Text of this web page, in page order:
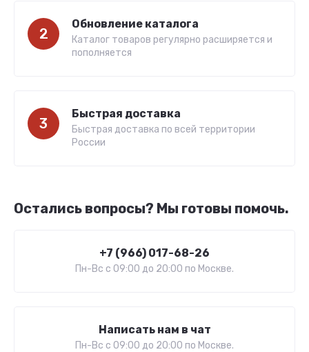
2
Обновление каталога
Каталог товаров регулярно расширяется и
пополняется
3
Быстрая доставка
Быстрая доставка по всей территории
России
Остались вопросы? Мы готовы помочь.
+7 (966) 017-68-26
Пн-Вс c 09:00 до 20:00 по Москве.
Написать нам в чат
Пн-Вс c 09:00 до 20:00 по Москве.